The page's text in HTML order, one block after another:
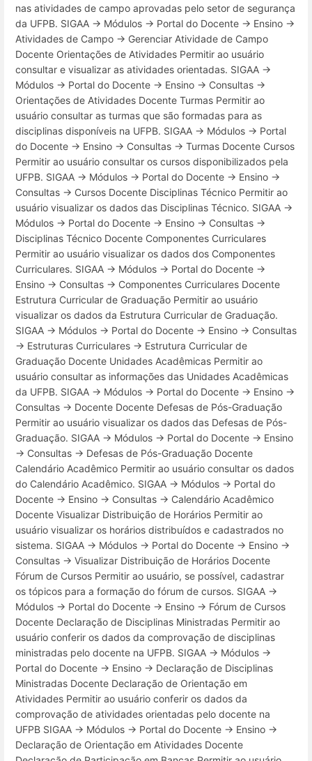
nas atividades de campo aprovadas pelo setor de segurança
da UFPB. SIGAA → Módulos → Portal do Docente → Ensino →
Atividades de Campo → Gerenciar Atividade de Campo
Docente Orientações de Atividades Permitir ao usuário
consultar e visualizar as atividades orientadas. SIGAA →
Módulos → Portal do Docente → Ensino → Consultas →
Orientações de Atividades Docente Turmas Permitir ao
usuário consultar as turmas que são formadas para as
disciplinas disponíveis na UFPB. SIGAA → Módulos → Portal
do Docente → Ensino → Consultas → Turmas Docente Cursos
Permitir ao usuário consultar os cursos disponibilizados pela
UFPB. SIGAA → Módulos → Portal do Docente → Ensino →
Consultas → Cursos Docente Disciplinas Técnico Permitir ao
usuário visualizar os dados das Disciplinas Técnico. SIGAA →
Módulos → Portal do Docente → Ensino → Consultas →
Disciplinas Técnico Docente Componentes Curriculares
Permitir ao usuário visualizar os dados dos Componentes
Curriculares. SIGAA → Módulos → Portal do Docente →
Ensino → Consultas → Componentes Curriculares Docente
Estrutura Curricular de Graduação Permitir ao usuário
visualizar os dados da Estrutura Curricular de Graduação.
SIGAA → Módulos → Portal do Docente → Ensino → Consultas
→ Estruturas Curriculares → Estrutura Curricular de
Graduação Docente Unidades Acadêmicas Permitir ao
usuário consultar as informações das Unidades Acadêmicas
da UFPB. SIGAA → Módulos → Portal do Docente → Ensino →
Consultas → Docente Docente Defesas de Pós-Graduação
Permitir ao usuário visualizar os dados das Defesas de Pós-
Graduação. SIGAA → Módulos → Portal do Docente → Ensino
→ Consultas → Defesas de Pós-Graduação Docente
Calendário Acadêmico Permitir ao usuário consultar os dados
do Calendário Acadêmico. SIGAA → Módulos → Portal do
Docente → Ensino → Consultas → Calendário Acadêmico
Docente Visualizar Distribuição de Horários Permitir ao
usuário visualizar os horários distribuídos e cadastrados no
sistema. SIGAA → Módulos → Portal do Docente → Ensino →
Consultas → Visualizar Distribuição de Horários Docente
Fórum de Cursos Permitir ao usuário, se possível, cadastrar
os tópicos para a formação do fórum de cursos. SIGAA →
Módulos → Portal do Docente → Ensino → Fórum de Cursos
Docente Declaração de Disciplinas Ministradas Permitir ao
usuário conferir os dados da comprovação de disciplinas
ministradas pelo docente na UFPB. SIGAA → Módulos →
Portal do Docente → Ensino → Declaração de Disciplinas
Ministradas Docente Declaração de Orientação em
Atividades Permitir ao usuário conferir os dados da
comprovação de atividades orientadas pelo docente na
UFPB SIGAA → Módulos → Portal do Docente → Ensino →
Declaração de Orientação em Atividades Docente